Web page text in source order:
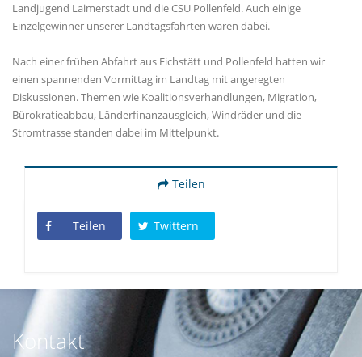
Landjugend Laimerstadt und die CSU Pollenfeld. Auch einige
Einzelgewinner unserer Landtagsfahrten waren dabei.
Nach einer frühen Abfahrt aus Eichstätt und Pollenfeld hatten wir
einen spannenden Vormittag im Landtag mit angeregten
Diskussionen. Themen wie Koalitionsverhandlungen, Migration,
Bürokratieabbau, Länderfinanzausgleich, Windräder und die
Stromtrasse standen dabei im Mittelpunkt.
Teilen
Teilen Twittern
Kontakt